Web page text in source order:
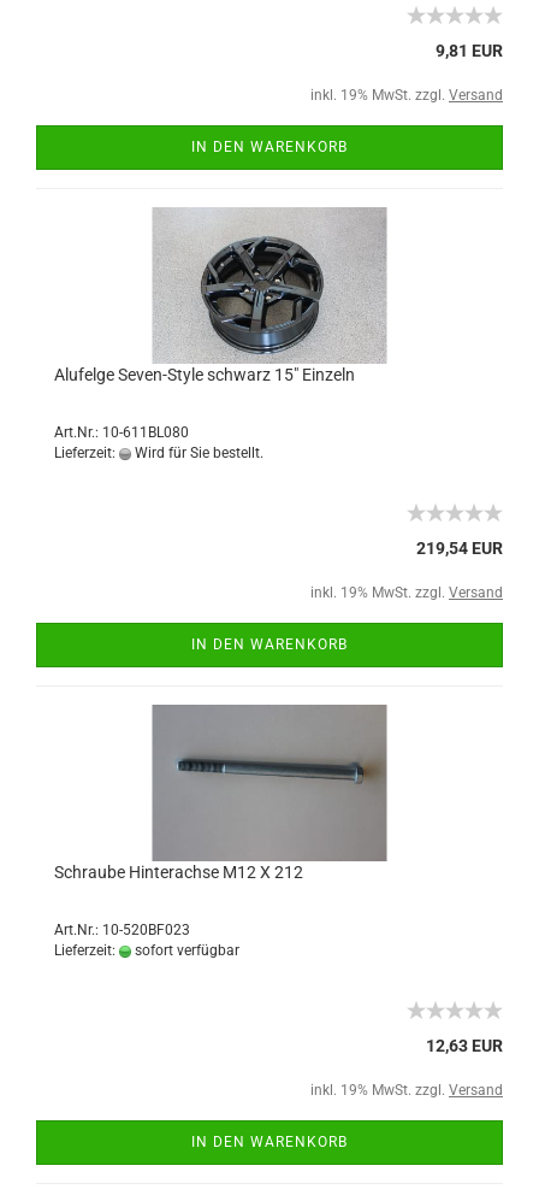
9,81 EUR
inkl. 19% MwSt. zzgl. Versand
IN DEN WARENKORB
Alufelge Seven-Style schwarz 15" Einzeln
Art.Nr.: 10-611BL080
Lieferzeit:
Wird für Sie bestellt.
219,54 EUR
inkl. 19% MwSt. zzgl. Versand
IN DEN WARENKORB
Schraube Hinterachse M12 X 212
Art.Nr.: 10-520BF023
Lieferzeit:
sofort verfügbar
12,63 EUR
inkl. 19% MwSt. zzgl. Versand
IN DEN WARENKORB